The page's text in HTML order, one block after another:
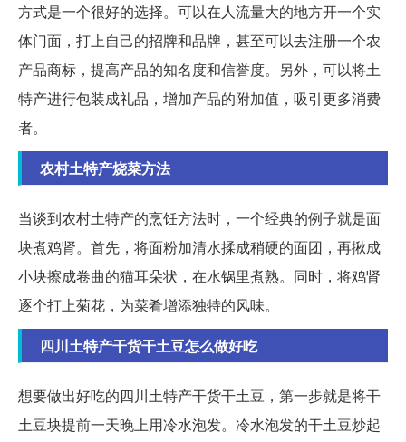
方式是一个很好的选择。可以在人流量大的地方开一个实
体门面，打上自己的招牌和品牌，甚至可以去注册一个农
产品商标，提高产品的知名度和信誉度。另外，可以将土
特产进行包装成礼品，增加产品的附加值，吸引更多消费
者。
农村土特产烧菜方法
当谈到农村土特产的烹饪方法时，一个经典的例子就是面
块煮鸡肾。首先，将面粉加清水揉成稍硬的面团，再揪成
小块擦成卷曲的猫耳朵状，在水锅里煮熟。同时，将鸡肾
逐个打上菊花，为菜肴增添独特的风味。
四川土特产干货干土豆怎么做好吃
想要做出好吃的四川土特产干货干土豆，第一步就是将干
土豆块提前一天晚上用冷水泡发。冷水泡发的干土豆炒起